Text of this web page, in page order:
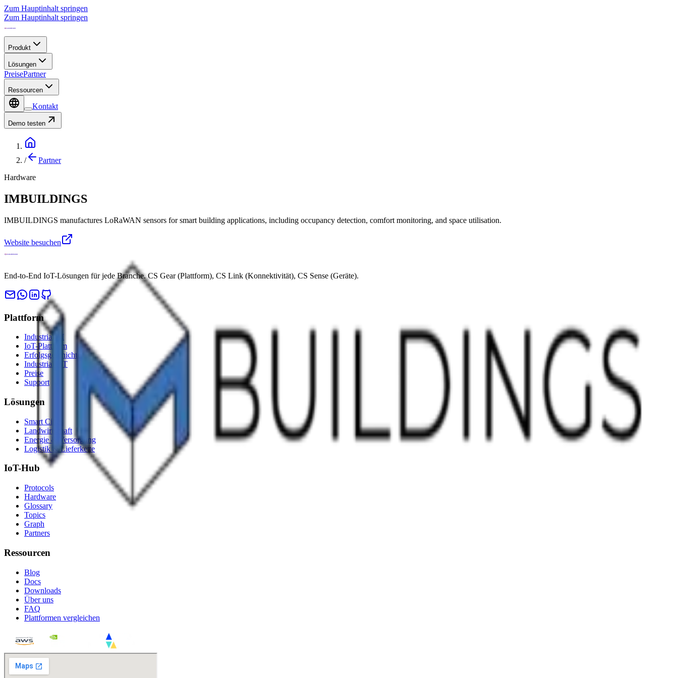
Zum Hauptinhalt springen
Zum Hauptinhalt springen
Produkt
Lösungen
PreisePartner
Ressourcen
Kontakt
Demo testen
/
Partner
Hardware
IMBUILDINGS
IMBUILDINGS manufactures LoRaWAN sensors for smart building applications, including occupancy detection, comfort monitoring, and space utilisation.
Website besuchen
End-to-End IoT-Lösungen für jede Branche. CS Gear (Plattform), CS Link (Konnektivität), CS Sense (Geräte).
Plattform
Industrial AI
IoT-Plattform
Erfolgsgeschichten
Industrial IoT
Preise
Support
Lösungen
Smart Cities
Landwirtschaft
Energie & Versorgung
Logistik & Lieferkette
IoT-Hub
Protocols
Hardware
Glossary
Topics
Graph
Partners
Ressourcen
Blog
Docs
Downloads
Über uns
FAQ
Plattformen vergleichen